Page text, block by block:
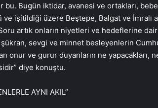
bu. Bugün iktidar, avanesi ve ortakları,
işitildiği üzere Beştepe, Balgat ve İmralı
artık onların niyetleri ve hedeflerine
sevgi ve minnet besleyenlerin
onur ve gurur duyanların ne yapacakları,
diye konuştu.
AYNI AKIL”